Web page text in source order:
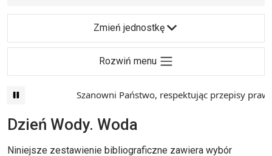
Main Navigation
Zmień jednostkę
Rozwiń menu
Szanowni Państwo, respektując przepisy prawa i
Dzień Wody. Woda
Niniejsze zestawienie bibliograficzne zawiera wybór